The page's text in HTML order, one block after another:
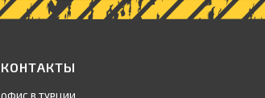
КОНТАКТЫ